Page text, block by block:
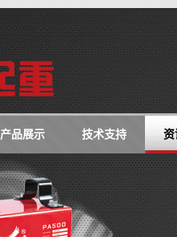
产品展示 技术支持 资